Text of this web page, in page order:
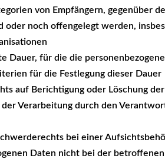
von Empfängern, gegenüber
oder noch offengelegt werden,
Dauer, für die die
für die Festlegung dieser Dauer
auf Berichtigung oder Löschung
Verarbeitung durch den
bei einer
Daten nicht bei der